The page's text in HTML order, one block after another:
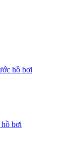
hồ bơi
bơi